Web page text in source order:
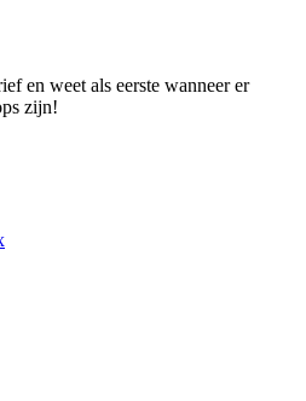
en weet als eerste wanneer er
zijn!